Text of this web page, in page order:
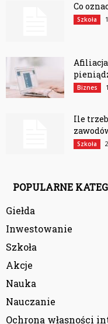
Co
Szkoła
Afiliacja
Biznes
Ile
Szkoła
POPULARNE
Giełda
Inwestowanie
Szkoła
Akcje
Nauka
Nauczanie
Ochrona własności